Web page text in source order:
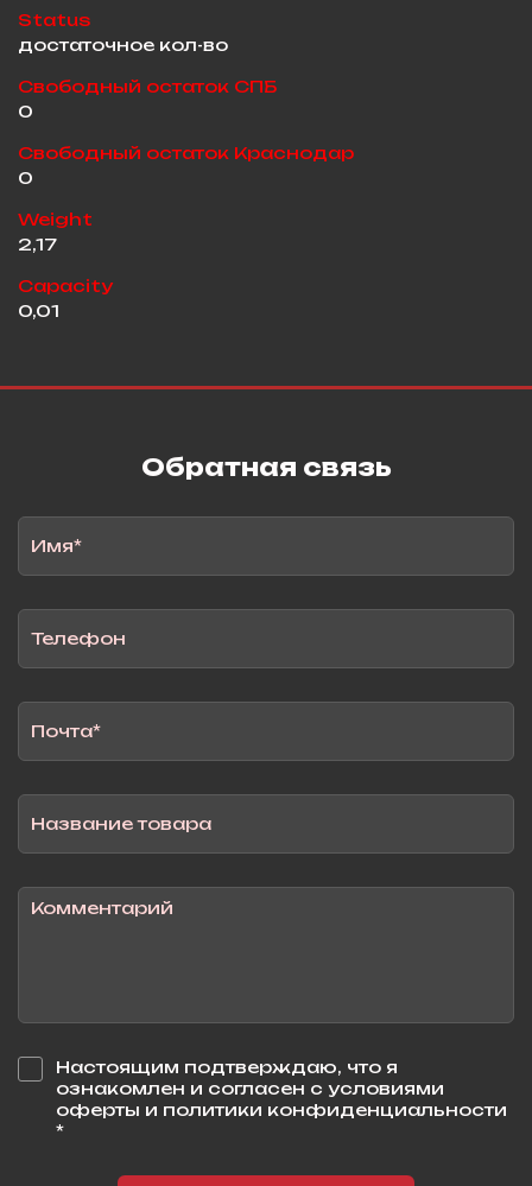
Status
достаточное кол-во
Свободный остаток СПБ
0
Свободный остаток Краснодар
0
Weight
2,17
Capacity
0,01
Обратная связь
Настоящим подтверждаю, что я
ознакомлен и согласен с условиями
оферты и политики конфиденциальности
*